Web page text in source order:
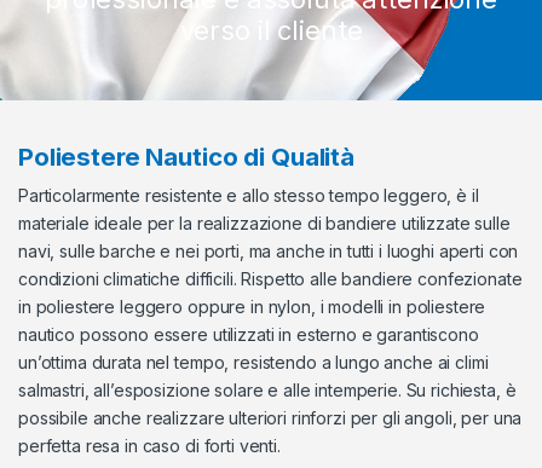
verso il cliente
Poliestere Nautico di Qualità
Particolarmente resistente e allo stesso tempo leggero, è il
materiale ideale per la realizzazione di bandiere utilizzate sulle
navi, sulle barche e nei porti, ma anche in tutti i luoghi aperti con
condizioni climatiche difficili. Rispetto alle bandiere confezionate
in poliestere leggero oppure in nylon, i modelli in poliestere
nautico possono essere utilizzati in esterno e garantiscono
un’ottima durata nel tempo, resistendo a lungo anche ai climi
salmastri, all’esposizione solare e alle intemperie. Su richiesta, è
possibile anche realizzare ulteriori rinforzi per gli angoli, per una
perfetta resa in caso di forti venti.